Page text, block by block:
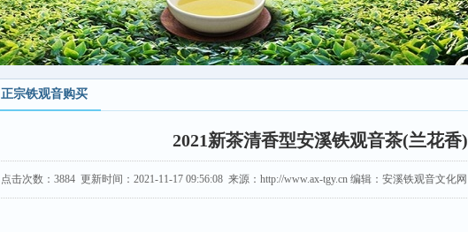
正宗铁观音购买
2021新茶清香型安溪铁观音茶(兰花香)
点击次数： 3884 更新时间：2021-11-17 09:56:08 来源：http://www.ax-tgy.cn 编辑：安溪铁观音文化网